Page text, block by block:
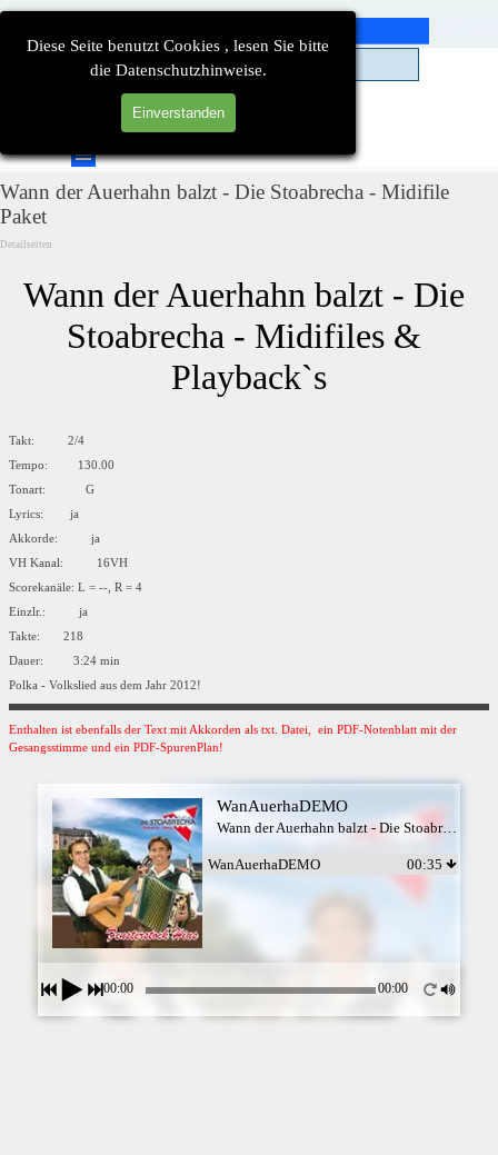
Diese Seite benutzt Cookies , lesen Sie bitte
die Datenschutzhinweise.
Einverstanden
Direkt zum Seiteninhalt
Menü überspringen
Wann der Auerhahn balzt - Die Stoabrecha - Midifile
Paket
Detailseiten
Wann der Auerhahn balzt - Die
Stoabrecha - Midifiles &
Playback`s
Takt: 2/4
Tempo: 130.00
Tonart: G
Lyrics: ja
Akkorde: ja
VH Kanal: 16VH
Scorekanäle: L = --, R = 4
Einzlr.: ja
Takte: 218
Dauer: 3:24 min
Polka - Volkslied aus dem Jahr 2012!
Enthalten ist ebenfalls der Text mit Akkorden als txt. Datei, ein PDF-Notenblatt mit der
Gesangsstimme und ein PDF-SpurenPlan!
WanAuerhaDEMO
Wann der Auerhahn balzt - Die Stoabrecha
WanAuerhaDEMO 00:35
00:00 00:00